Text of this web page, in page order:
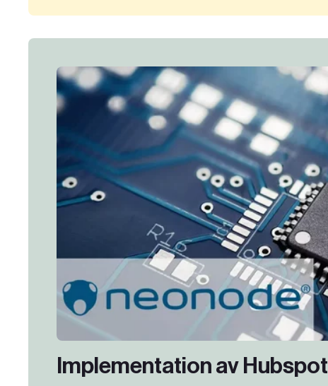
Implementation av Hubspot